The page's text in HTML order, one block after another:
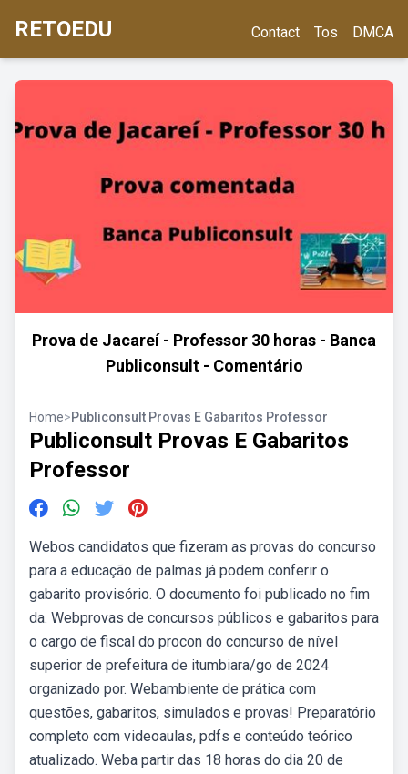
RETOEDU Contact Tos DMCA
Prova de Jacareí - Professor 30 horas - Banca
Publiconsult - Comentário
Home>Publiconsult Provas E Gabaritos Professor
Publiconsult Provas E Gabaritos
Professor
Webos candidatos que fizeram as provas do concurso
para a educação de palmas já podem conferir o
gabarito provisório. O documento foi publicado no fim
da. Webprovas de concursos públicos e gabaritos para
o cargo de fiscal do procon do concurso de nível
superior de prefeitura de itumbiara/go de 2024
organizado por. Webambiente de prática com
questões, gabaritos, simulados e provas! Preparatório
completo com videoaulas, pdfs e conteúdo teórico
atualizado. Weba partir das 18 horas do dia 20 de